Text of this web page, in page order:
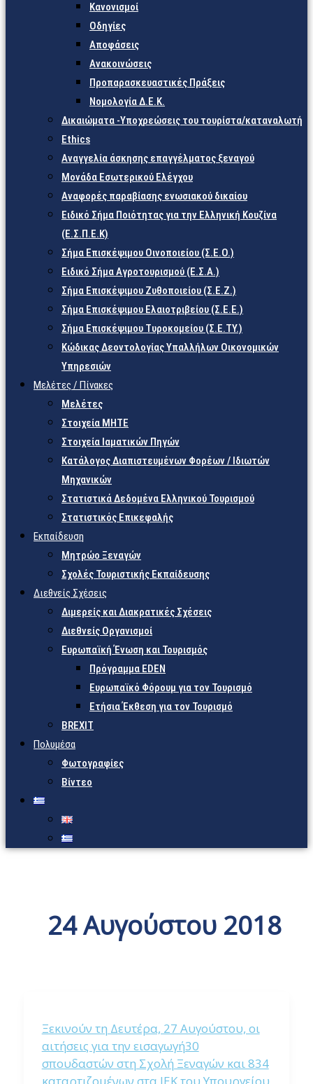
Κανονισμοί
Οδηγίες
Αποφάσεις
Ανακοινώσεις
Προπαρασκευαστικές Πράξεις
Νομολογία Δ.Ε.Κ.
Δικαιώματα -Υποχρεώσεις του τουρίστα/καταναλωτή
Ethics
Αναγγελία άσκησης επαγγέλματος ξεναγού
Μονάδα Εσωτερικού Ελέγχου
Αναφορές παραβίασης ενωσιακού δικαίου
Ειδικό Σήμα Ποιότητας για την Ελληνική Κουζίνα
(Ε.Σ.Π.Ε.Κ)
Σήμα Επισκέψιμου Οινοποιείου (Σ.Ε.Ο.)
Ειδικό Σήμα Αγροτουρισμού (Ε.Σ.Α.)
Σήμα Επισκέψιμου Ζυθοποιείου (Σ.Ε.Ζ.)
Σήμα Επισκέψιμου Ελαιοτριβείου (Σ.Ε.Ε.)
Σήμα Επισκέψιμου Τυροκομείου (Σ.Ε.TY.)
Κώδικας Δεοντολογίας Υπαλλήλων Οικονομικών
Υπηρεσιών
Μελέτες / Πίνακες
Μελέτες
Στοιχεία ΜΗΤΕ
Στοιχεία Ιαματικών Πηγών
Κατάλογος Διαπιστευμένων Φορέων / Ιδιωτών
Μηχανικών
Στατιστικά Δεδομένα Ελληνικού Τουρισμού
Στατιστικός Επικεφαλής
Εκπαίδευση
Μητρώο Ξεναγών
Σχολές Τουριστικής Εκπαίδευσης
Διεθνείς Σχέσεις
Διμερείς και Διακρατικές Σχέσεις
Διεθνείς Οργανισμοί
Ευρωπαϊκή Ένωση και Τουρισμός
Πρόγραμμα EDEN
Ευρωπαϊκό Φόρουμ για τον Τουρισμό
Ετήσια Έκθεση για τον Τουρισμό
BREXIT
Πολυμέσα
Φωτογραφίες
Βίντεο
24 Αυγούστου 2018
Ξεκινούν τη Δευτέρα, 27 Αυγούστου, οι
αιτήσεις για την εισαγωγή30
σπουδαστών στη Σχολή Ξεναγών και 834